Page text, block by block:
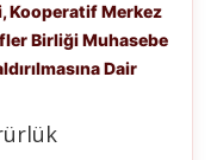
Kooperatif Merkez
Birliği Muhasebe
Dair